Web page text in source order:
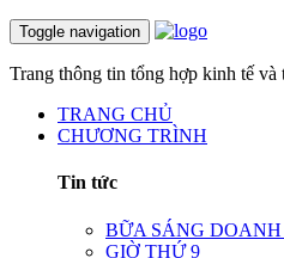
Toggle navigation
Trang thông tin tổng hợp kinh tế và
TRANG CHỦ
CHƯƠNG TRÌNH
Tin tức
BỮA SÁNG
GIỜ THỨ 9